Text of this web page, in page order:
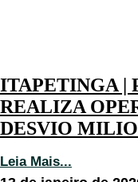
ITAPETINGA |
REALIZA
DESVIO
Leia Mais...